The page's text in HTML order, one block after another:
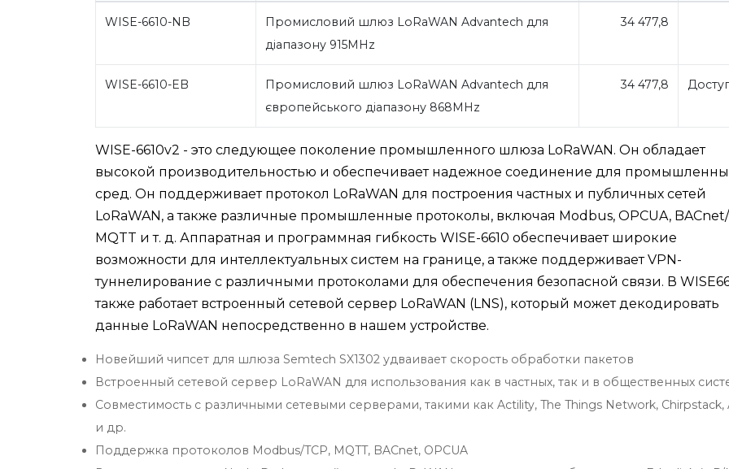
WISE-6610-NB
Промисловий шлюз LoRaWAN Advantech для
діапазону 915MHz
34 477,8
WISE-6610-EB
Промисловий шлюз LoRaWAN Advantech для
європейського діапазону 868MHz
34 477,8
WISE-6610v2 - это следующее поколение промышленного шлюза LoRaWAN. Он обладает
высокой производительностью и обеспечивает надежное соединение для
сред. Он поддерживает протокол LoRaWAN для построения частных и публичных сетей
LoRaWAN, а также различные промышленные протоколы, включая Modbus, OPCUA,
MQTT и т. д. Аппаратная и программная гибкость WISE-6610 обеспечивает широкие
возможности для интеллектуальных систем на границе, а также поддерживает VPN-
туннелирование с различными протоколами для обеспечения безопасной связи. В
также работает встроенный сетевой сервер LoRaWAN (LNS), который может декодировать
данные LoRaWAN непосредственно в нашем устройстве.
Новейший чипсет для шлюза Semtech SX1302 удваивает скорость обработки пакетов
Встроенный сетевой сервер LoRaWAN для использования как в частных, так и в общественных
Совместимость с различными сетевыми серверами, такими как Actility, The Things Network, Chirpstack,
и др.
Поддержка протоколов Modbus/TCP, MQTT, BACnet, OPCUA